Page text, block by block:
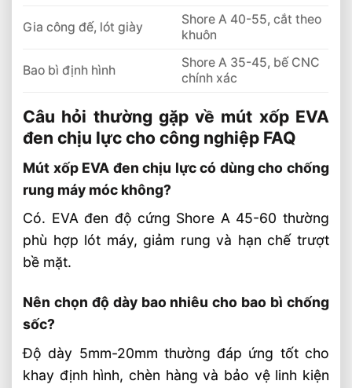
Gia công đế, lót giày
Shore A 40-55, cắt theo
khuôn
Bao bì định hình
Shore A 35-45, bế CNC
chính xác
Câu hỏi thường gặp về mút xốp EVA
đen chịu lực cho công nghiệp FAQ
Mút xốp EVA đen chịu lực có dùng cho chống
rung máy móc không?
Có. EVA đen độ cứng Shore A 45-60 thường
phù hợp lót máy, giảm rung và hạn chế trượt
bề mặt.
Nên chọn độ dày bao nhiêu cho bao bì chống
sốc?
Độ dày 5mm-20mm thường đáp ứng tốt cho
khay định hình, chèn hàng và bảo vệ linh kiện